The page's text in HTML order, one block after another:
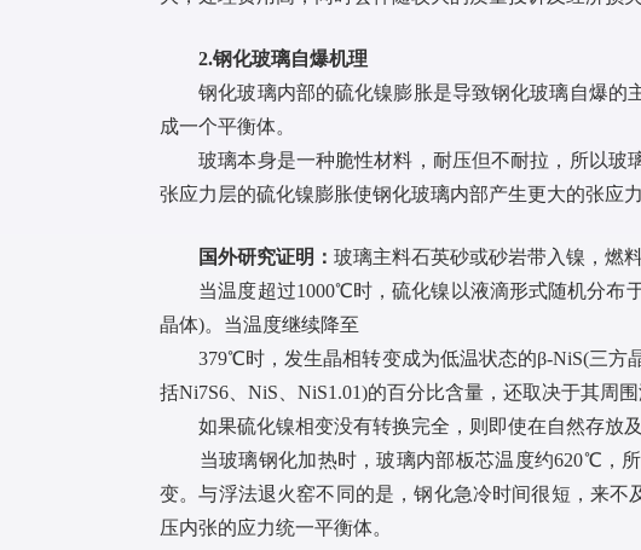
2.钢化玻璃自爆机理
钢化玻璃内部的硫化镍膨胀是导致钢化玻璃自爆的
成一个平衡体。
玻璃本身是一种脆性材料，耐压但不耐拉，所以玻
张应力层的硫化镍膨胀使钢化玻璃内部产生更大的张应
国外研究证明： 玻璃主料石英砂或砂岩带入镍，燃
当温度超过1000℃时，硫化镍以液滴形式随机分布于
晶体)。当温度继续降至
379℃时，发生晶相转变成为低温状态的β-NiS(三方晶
括Ni7S6、NiS、NiS1.01)的百分比含量，还取决于其周围
如果硫化镍相变没有转换完全，则即使在自然存放及
当玻璃钢化加热时，玻璃内部板芯温度约620℃，所
变。与浮法退火窑不同的是，钢化急冷时间很短，来不
压内张的应力统一平衡体。